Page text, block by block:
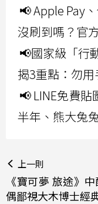
📢 Apple Pay
沒刷到嗎？官
📢國家級「行
揭3重點：勿
📢 LINE免費
半年、熊大兔
上一則
《寶可夢 旅途》
偶鄙視大木博士經